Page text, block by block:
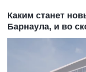
Каким станет
Барнаула, и во